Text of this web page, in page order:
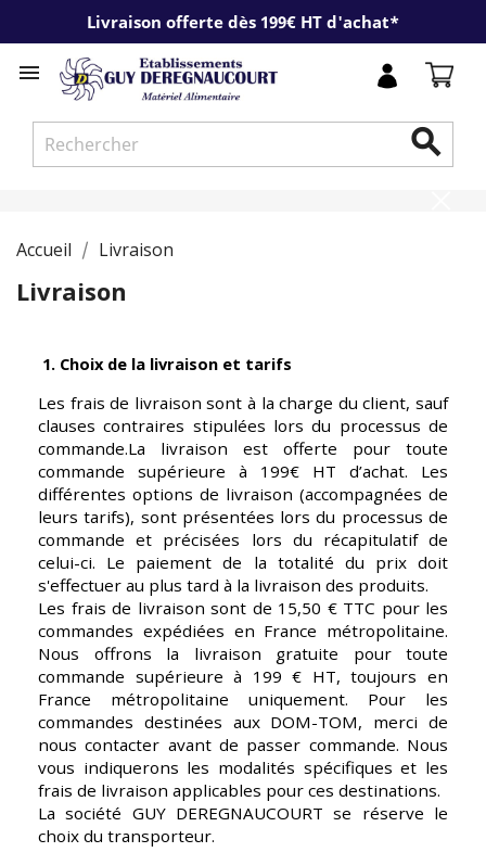
Livraison offerte dès 199€ HT d'achat*


Accueil Livraison
Livraison
1. Choix de la livraison et tarifs
Les frais de livraison sont à la charge du client, sauf
clauses contraires stipulées lors du processus de
commande.La livraison est offerte pour toute
commande supérieure à 199€ HT d’achat. Les
différentes options de livraison (accompagnées de
leurs tarifs), sont présentées lors du processus de
commande et précisées lors du récapitulatif de
celui-ci. Le paiement de la totalité du prix doit
s'effectuer au plus tard à la livraison des produits.
Les frais de livraison sont de 15,50 € TTC pour les
commandes expédiées en France métropolitaine.
Nous offrons la livraison gratuite pour toute
commande supérieure à 199 € HT, toujours en
France métropolitaine uniquement. Pour les
commandes destinées aux DOM-TOM, merci de
nous contacter avant de passer commande. Nous
vous indiquerons les modalités spécifiques et les
frais de livraison applicables pour ces destinations.
La société GUY DEREGNAUCOURT se réserve le
choix du transporteur.